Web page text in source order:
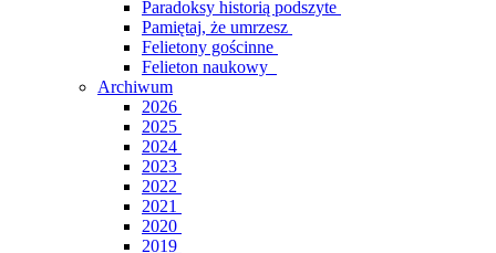
Paradoksy historią podszyte
Pamiętaj, że umrzesz
Felietony gościnne
Felieton naukowy
Archiwum
2026
2025
2024
2023
2022
2021
2020
2019